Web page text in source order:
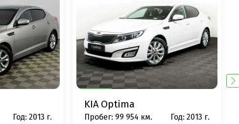
Год: 2013 г.
KIA Optima
Пробег: 99 954 км. Год: 2013 г.